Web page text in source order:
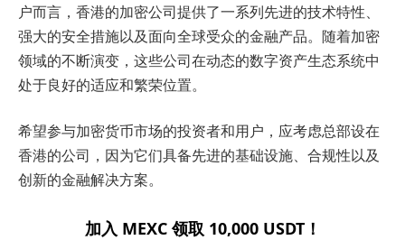
户而言，香港的加密公司提供了一系列先进的技术特性、
强大的安全措施以及面向全球受众的金融产品。随着加密
领域的不断演变，这些公司在动态的数字资产生态系统中
处于良好的适应和繁荣位置。
希望参与加密货币市场的投资者和用户，应考虑总部设在
香港的公司，因为它们具备先进的基础设施、合规性以及
创新的金融解决方案。
加入 MEXC 领取 10,000 USDT！